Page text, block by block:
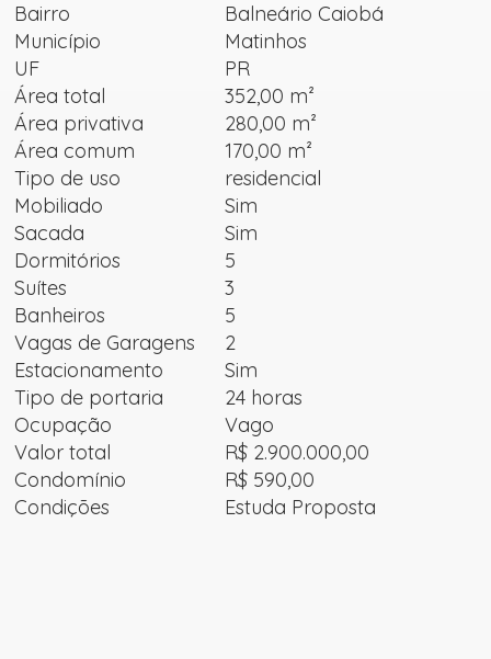
Bairro
Balneário Caiobá
Município
Matinhos
UF
PR
Área total
352,00 m²
Área privativa
280,00 m²
Área comum
170,00 m²
Tipo de uso
residencial
Mobiliado
Sim
Sacada
Sim
Dormitórios
5
Suítes
3
Banheiros
5
Vagas de Garagens
2
Estacionamento
Sim
Tipo de portaria
24 horas
Ocupação
Vago
Valor total
R$ 2.900.000,00
Condomínio
R$ 590,00
Condições
Estuda Proposta